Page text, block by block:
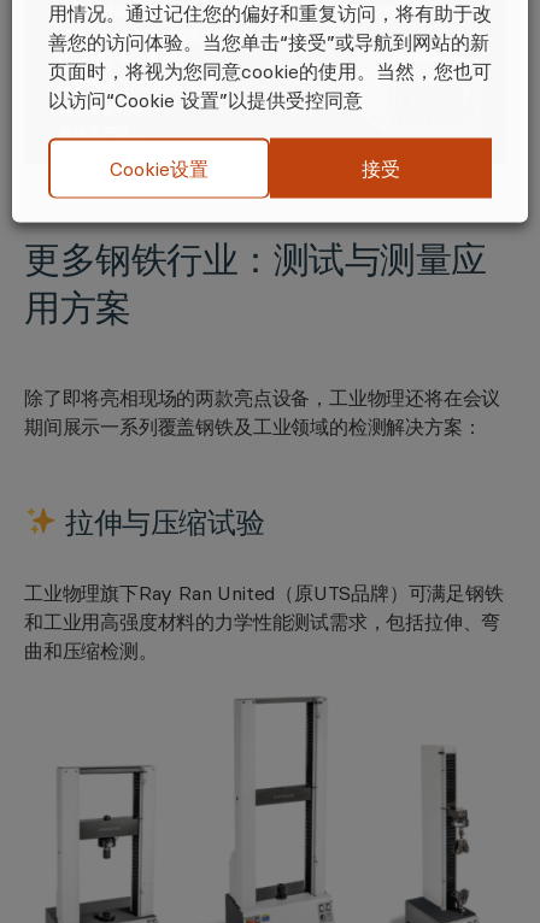
更多钢铁行业： 测试与测量应
用方案
除了即将亮相现场的两款亮点设备，工业物理还将在会议
期间展示一系列覆盖钢铁及工业领域的检测解决方案：
拉伸与压缩试验
工业物理旗下Ray Ran United（原UTS品牌）可满足钢铁
和工业用高强度材料的力学性能测试需求，包括拉伸、弯
曲和压缩检测。
用情况。通过记住您的偏好和重复访问，将有助于改
善您的访问体验。当您单击“接受”或导航到网站的新
页面时，将视为您同意cookie的使用。当然，您也可
以访问“Cookie 设置”以提供受控同意
Cookie设置 接受